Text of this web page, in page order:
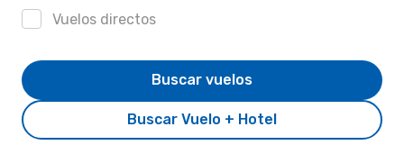
Vuelos directos
Buscar Vuelo + Hotel
Buscar vuelos